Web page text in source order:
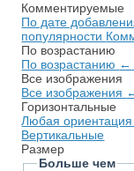
Комментируемые
По дате
популярности
По возрастанию
По возрастанию ←
Все изображения
Все изображения
Горизонтальные
Любая ориентация
Вертикальные
Размер
Больше чем